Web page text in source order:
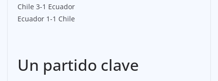
Chile 3-1 Ecuador
Ecuador 1-1 Chile
Un partido clave